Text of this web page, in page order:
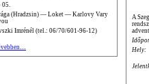
05.
(Hradzsin) — Loket — Karlovy Vary
Imrénél (tel.: 06/70/601-96-12)
A
Hely: